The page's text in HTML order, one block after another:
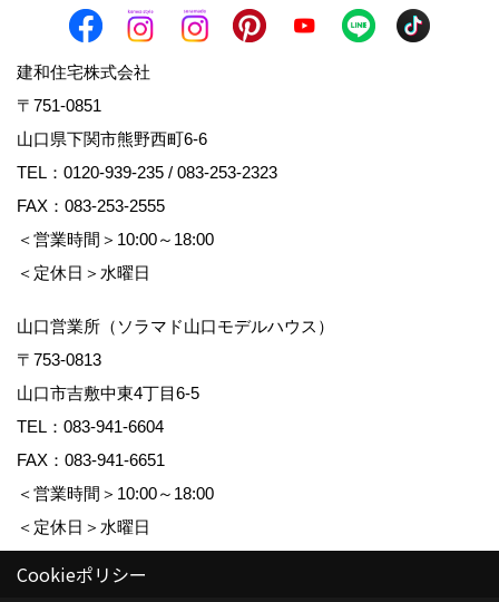
建和住宅株式会社
〒751-0851
山口県下関市熊野西町6-6
TEL： 0120-939-235 / 083-253-2323
FAX：083-253-2555
＜営業時間＞10:00～18:00
＜定休日＞水曜日
山口営業所（ソラマド山口モデルハウス）
〒753-0813
山口市吉敷中東4丁目6-5
TEL： 083-941-6604
FAX：083-941-6651
＜営業時間＞10:00～18:00
＜定休日＞水曜日
建設業許可 山口県知事許可（特-3）第 14145 号
Cookieポリシー